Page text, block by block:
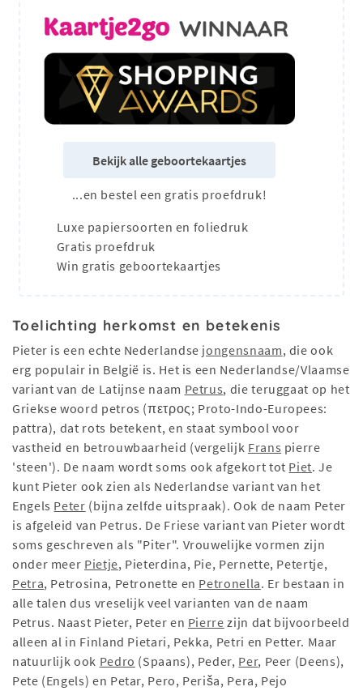
Bekijk alle geboortekaartjes
...en bestel een gratis proefdruk!
Luxe papiersoorten en foliedruk
Gratis proefdruk
Win gratis geboortekaartjes
Toelichting herkomst en betekenis
Pieter is een echte Nederlandse jongensnaam, die ook
erg populair in België is. Het is een Nederlandse/Vlaamse
variant van de Latijnse naam Petrus, die teruggaat op het
Griekse woord petros (πετρος; Proto-Indo-Europees:
pattra), dat rots betekent, en staat symbool voor
vastheid en betrouwbaarheid (vergelijk Frans pierre
'steen'). De naam wordt soms ook afgekort tot Piet. Je
kunt Pieter ook zien als Nederlandse variant van het
Engels Peter (bijna zelfde uitspraak). Ook de naam Peter
is afgeleid van Petrus. De Friese variant van Pieter wordt
soms geschreven als "Piter". Vrouwelijke vormen zijn
onder meer Pietje, Pieterdina, Pie, Pernette, Petertje,
Petra, Petrosina, Petronette en Petronella. Er bestaan in
alle talen dus vreselijk veel varianten van de naam
Petrus. Naast Pieter, Peter en Pierre zijn dat bijvoorbeeld
alleen al in Finland Pietari, Pekka, Petri en Petter. Maar
natuurlijk ook Pedro (Spaans), Peder, Per, Peer (Deens),
Pete (Engels) en Petar, Pero, Periša, Pera, Pejo